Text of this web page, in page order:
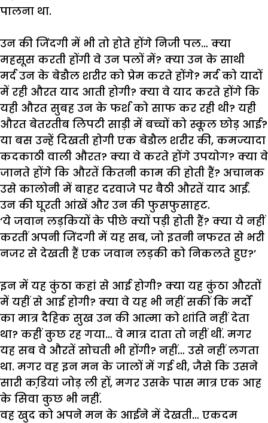
पालना था.
उन की जिंदगी में भी तो होते होंगे निजी पल… क्या
महसूस करती होंगी वे उन पलों में? क्या उन के साथी
मर्द उन के बेडौल शरीर को प्रेम करते होंगे? मर्द को यादों
में रही औरत याद आती होगी? क्या वे याद करते होंगे कि
यही औरत सुबह उन के फर्श को साफ कर रही थी? यही
औरत बेतरतीब लिपटी साड़ी में बच्चों को स्कूल छोड़ आई?
या बस उन्हें दिखती होगी एक बेडौल शरीर की, कमज्यादा
कदकाठी वाली औरत? क्या वे करते होंगे उपयोग? क्या वे
जानते होंगे कि औरतें कितनी काम की होती हैं? अचानक
उसे कालोनी में बाहर दरवाजे पर बैठी औरतें याद आईं.
उन की घूरती आंखें और उन की फुसफुसाहट.
‘ये जवान लड़कियों के पीछे क्यों पड़ी होती हैं? क्या ये नहीं
करतीं अपनी जिंदगी में यह सब, जो इतनी नफरत से भरी
नजर से देखती हैं एक जवान लड़की को निकलते हुए?’
इन में यह कुंठा कहां से आईहोगी? क्या यह कुंठा औरतों
में यहीं से आई होगी? क्या वे यह भी नहीं सकीं कि मर्दों
का मात्र दैहिक सुख उन की आत्मा को शांति नहीं देता
था? कहीं कुछ रह गया… वे मात्र दाता तो नहीं थीं. मगर
यह सब वे औरतें सोचती भी होंगी? नहीं… उसे नहीं लगता
था. मगर वह इन मन के जालों में गई थी, जैसे कि उसने
सारी कडि़यां जोड़ ली हों, मगर उसके पास मात्र एक आह
के सिवा कुछ भी नहीं.
वह खुद को अपने मन के आईने में देखती… एकदम